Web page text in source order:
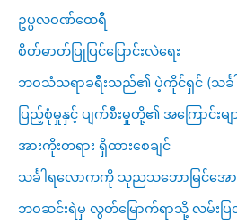
ဥပ္ပလဝဏ်ထေရီ
စိတ်ဓာတ်ပြုပြင်ပြောင်းလဲရေး
ဘဝသံသရာခရီးသည်၏ ပဲ့ကိုင်ရှင် (သင်္ခ
ပြည့်စုံမှုနှင့် ပျက်စီးမှုတို့၏ အကြောင်းမ
အားကိုးတရား ရှိထားစေချင်
သင်္ခါရလောကကို သုညသဘောမြင်အေ
ဘဝဆင်းရဲမှ လွတ်မြောက်ရာသို့ လမ်းပြတ